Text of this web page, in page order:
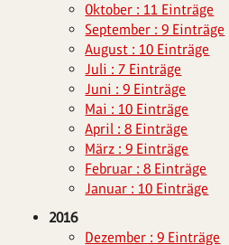
Oktober : 11 Einträge
September : 9 Einträge
August : 10 Einträge
Juli : 7 Einträge
Juni : 9 Einträge
Mai : 10 Einträge
April : 8 Einträge
März : 9 Einträge
Februar : 8 Einträge
Januar : 10 Einträge
2016
Dezember : 9 Einträge